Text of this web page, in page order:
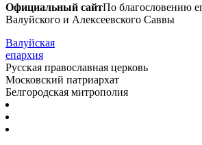
Официальный сайтПо благословению
Валуйского и Алексеевского Саввы
Валуйская
епархия
Русская православная церковь
Московский патриархат
Белгородская митрополия